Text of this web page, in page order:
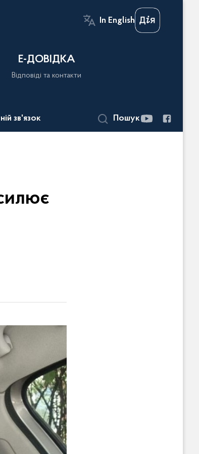
In English
Е-ДОВІДКА
Відповіді та контакти
зв'язок Пошук